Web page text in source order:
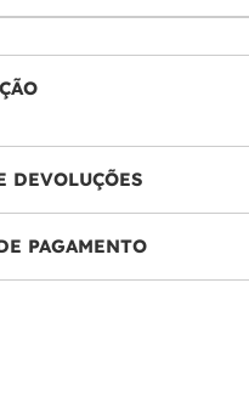
DEVOLUÇÕES
PAGAMENTO